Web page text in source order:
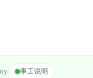
事工说明